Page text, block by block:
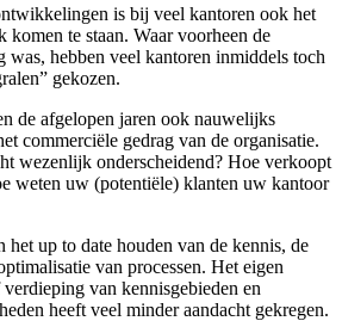
is bij veel kantoren ook het
komen te staan. Waar voorheen de
hebben veel kantoren inmiddels toch
gekozen.
de afgelopen jaren ook nauwelijks
commerciële gedrag van de organisatie.
wezenlijk onderscheidend? Hoe verkoopt
weten uw (potentiële) klanten uw kantoor
het up to date houden van de kennis, de
van processen. Het eigen
van kennisgebieden en
heeft veel minder aandacht gekregen.